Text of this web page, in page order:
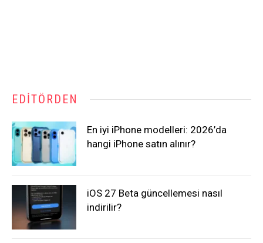
EDITÖRDEN
En iyi iPhone modelleri: 2026’da
hangi iPhone satın alınır?
iOS 27 Beta güncellemesi nasıl
indirilir?